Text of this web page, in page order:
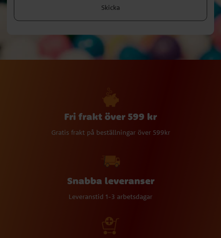
Skicka
Fri frakt över 599 kr
Gratis frakt på beställningar över 599kr
Snabba leveranser
Leveranstid 1-3 arbetsdagar